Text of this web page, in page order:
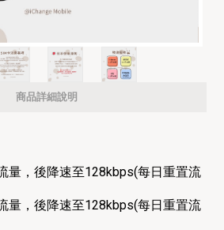
商品詳細說明
量，後降速至128kbps(每日重置流
量，後降速至128kbps(每日重置流